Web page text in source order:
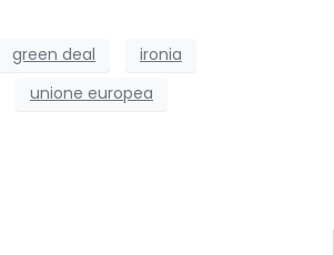
green deal
ironia
unione europea